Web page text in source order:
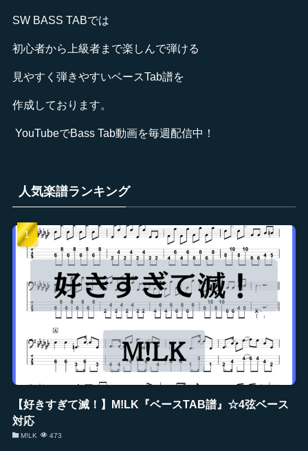
分
類
索
SW BASS TABでは
初心者から上級者まで楽しんで弾ける
見やすく弾きやすいベースTab譜を
作成しております。
YouTubeでBass Tab動画を毎週配信中！
人気楽譜ランキング
【好きすぎて滅！】M!LK『ベースTAB譜』☆4弦ベース
対応
M!LK 473